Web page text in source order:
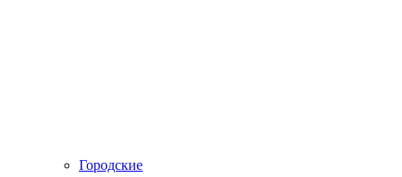
Городские